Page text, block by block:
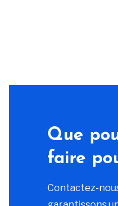
Que
faire
Contactez-